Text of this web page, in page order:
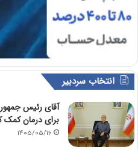
انتخاب سردبیر
آقای رئیس جمهور
برای درمان کمک
1405/05/16